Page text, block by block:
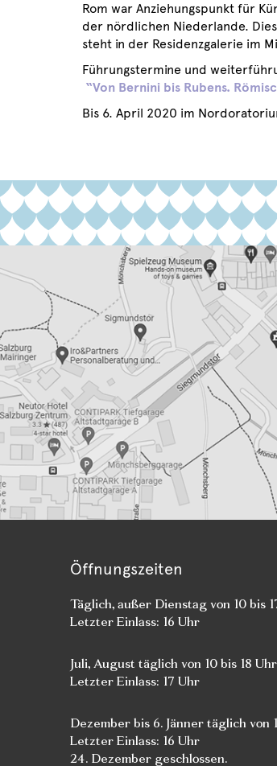
Rom war Anziehungspunkt für
der nördlichen Niederlande.
steht in der Residenzgalerie im
Führungstermine und
“Von Bernini bis Rubens.
Bis 6. April 2020 im
Öffnungszeiten
Täglich, außer Dienstag von 10 bis
Letzter Einlass: 16 Uhr
Juli, August täglich von 10 bis 18 Uhr
Letzter Einlass: 17 Uhr
Dezember bis 6. Jänner täglich von
Letzter Einlass: 16 Uhr
24. Dezember geschlossen.